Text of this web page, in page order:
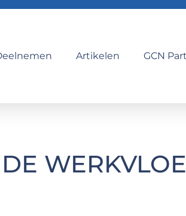
Artikelen GCN